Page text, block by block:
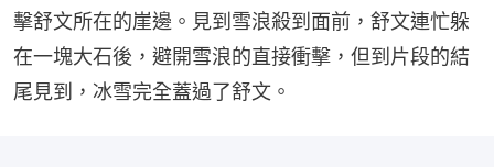
擊舒文所在的崖邊。見到雪浪殺到面前，舒文連忙躲
在一塊大石後，避開雪浪的直接衝擊，但到片段的結
尾見到，冰雪完全蓋過了舒文。